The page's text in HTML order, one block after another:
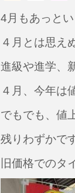
a
c
e
b
o
k
4月もあっと
４月とは思え
進級や進学、
４月、今年は
でもでも、値
残りわずかで
旧価格でのタ